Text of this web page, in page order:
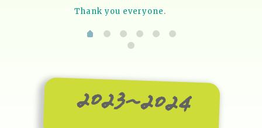
Thank you everyone.
2023~2024